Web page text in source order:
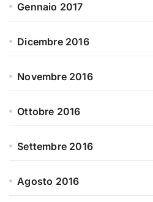
Gennaio 2017
Dicembre 2016
Novembre 2016
Ottobre 2016
Settembre 2016
Agosto 2016